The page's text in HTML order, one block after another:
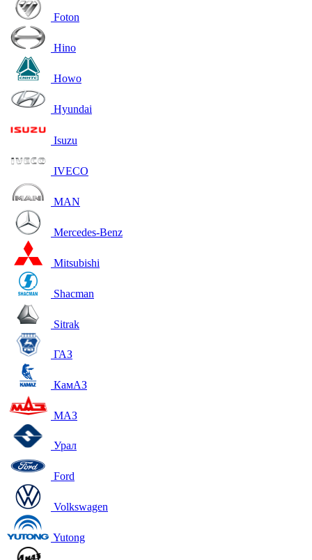
Foton
Hino
Howo
Hyundai
Isuzu
IVECO
MAN
Mercedes-Benz
Mitsubishi
Shacman
Sitrak
ГАЗ
КамАЗ
МАЗ
Урал
Ford
Volkswagen
Yutong